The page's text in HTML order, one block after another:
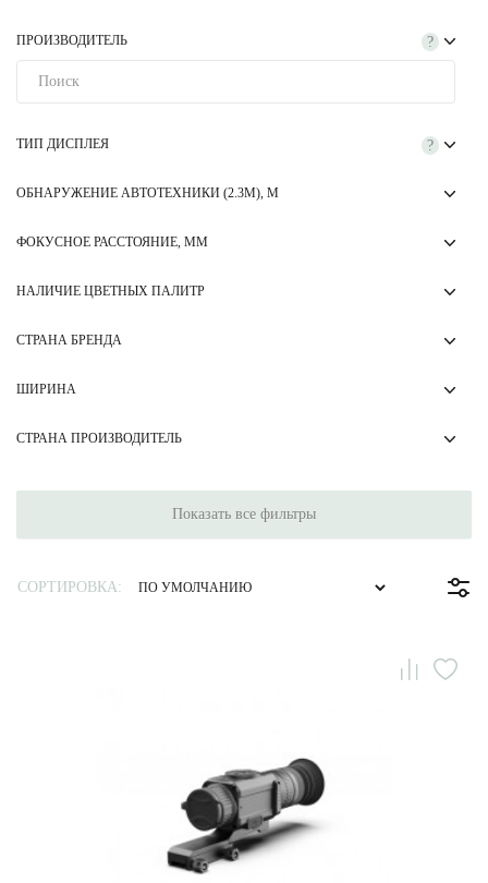
?
ПРОИЗВОДИТЕЛЬ
?
ТИП ДИСПЛЕЯ
ОБНАРУЖЕНИЕ АВТОТЕХНИКИ (2.3М), М
ФОКУСНОЕ РАССТОЯНИЕ, ММ
НАЛИЧИЕ ЦВЕТНЫХ ПАЛИТР
СТРАНА БРЕНДА
ШИРИНА
СТРАНА ПРОИЗВОДИТЕЛЬ
Показать все фильтры
СОРТИРОВКА: